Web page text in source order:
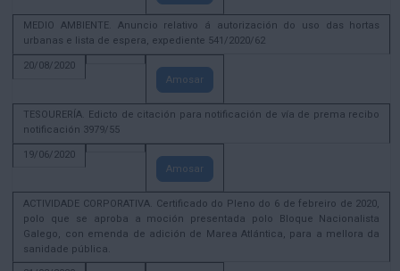
MEDIO AMBIENTE. Anuncio relativo á autorización do uso das hortas
urbanas e lista de espera, expediente 541/2020/62
20/08/2020
Amosar
TESOURERÍA. Edicto de citación para notificación de vía de prema recibo
notificación 3979/55
19/06/2020
Amosar
ACTIVIDADE CORPORATIVA. Certificado do Pleno do 6 de febreiro de 2020,
polo que se aproba a moción presentada polo Bloque Nacionalista
Galego, con emenda de adición de Marea Atlántica, para a mellora da
sanidade pública.